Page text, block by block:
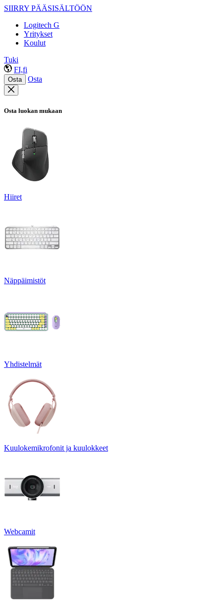
SIIRRY PÄÄSISÄLTÖÖN
Logitech G
Yritykset
Koulut
Tuki
FI,fi
Osta Osta
Osta luokan mukaan
Hiiret
Näppäimistöt
Yhdistelmät
Kuulokemikrofonit ja kuulokkeet
Webcamit